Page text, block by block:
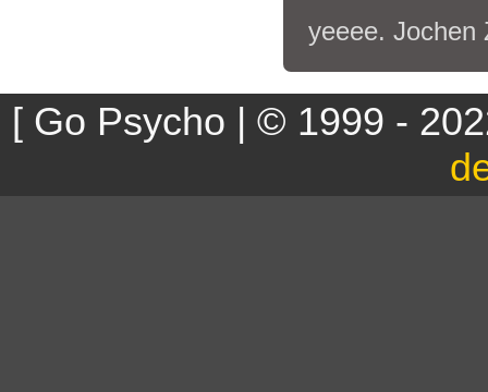
yeeee. Jochen
[ Go Psycho | © 1999 -